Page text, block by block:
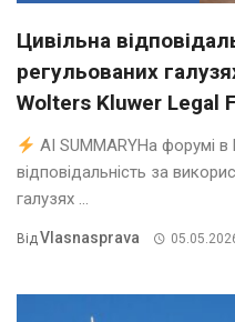
Цивільна
регульованих
Wolters Kluwer Legal
AI SUMMARYНа форумі в
відповідальність за
галузях ...
ВідVlasnasprava